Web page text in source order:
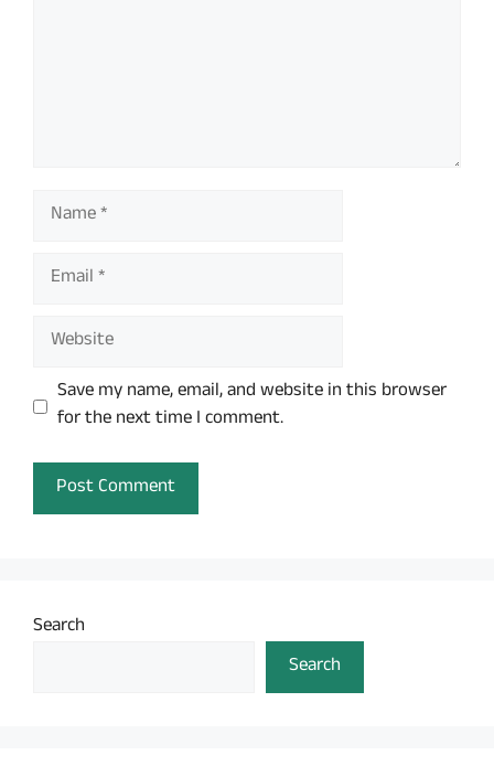
Name
Email
Website
Save my name, email, and website in this browser
for the next time I comment.
Search
Search